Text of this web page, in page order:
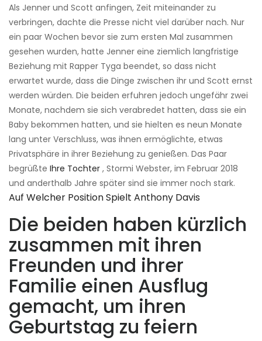
Als Jenner und Scott anfingen, Zeit miteinander zu
verbringen, dachte die Presse nicht viel darüber nach. Nur
ein paar Wochen bevor sie zum ersten Mal zusammen
gesehen wurden, hatte Jenner eine ziemlich langfristige
Beziehung mit Rapper Tyga beendet, so dass nicht
erwartet wurde, dass die Dinge zwischen ihr und Scott ernst
werden würden. Die beiden erfuhren jedoch ungefähr zwei
Monate, nachdem sie sich verabredet hatten, dass sie ein
Baby bekommen hatten, und sie hielten es neun Monate
lang unter Verschluss, was ihnen ermöglichte, etwas
Privatsphäre in ihrer Beziehung zu genießen. Das Paar
begrüßte Ihre Tochter , Stormi Webster, im Februar 2018
und anderthalb Jahre später sind sie immer noch stark.
Auf Welcher Position Spielt Anthony Davis
Die beiden haben kürzlich
zusammen mit ihren
Freunden und ihrer
Familie einen Ausflug
gemacht, um ihren
Geburtstag zu feiern